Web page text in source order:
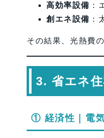
高効率設備 ：
創エネ設備 ：
その結果、光熱費
3. 省エネ
① 経済性｜電